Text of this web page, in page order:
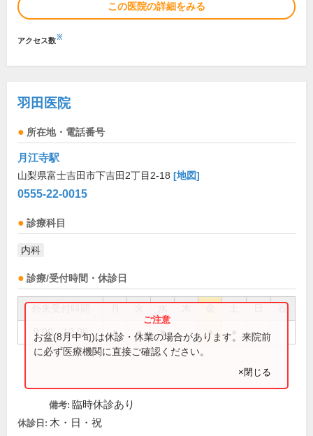
この医院の詳細をみる
アクセス数※
羽田医院
所在地・電話番号
月江寺駅
山梨県富士吉田市下吉田2丁目2-18 [地図]
0555-22-0015
診療科目
内科
診療/受付時間・休診日
祝
9:00～12:00 ● ● ● ●
お盆(8月中旬)は休診・休業の場合があります。来院前
に必ず医療機関に直接ご確認ください。
×閉じる
備考: 臨時休診あり
休診日: 木・日・祝